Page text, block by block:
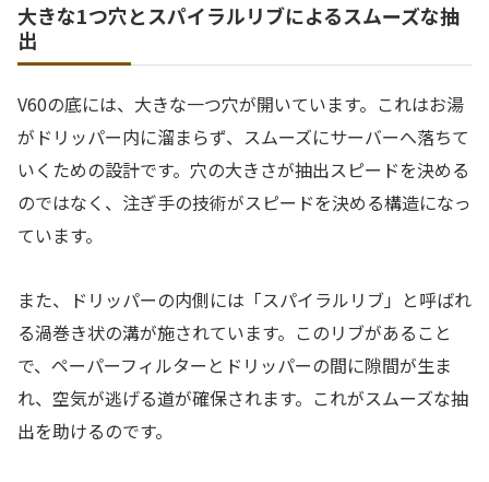
大きな1つ穴とスパイラルリブによるスムーズな抽
出
V60の底には、大きな一つ穴が開いています。これはお湯
がドリッパー内に溜まらず、スムーズにサーバーへ落ちて
いくための設計です。穴の大きさが抽出スピードを決める
のではなく、注ぎ手の技術がスピードを決める構造になっ
ています。
また、ドリッパーの内側には「スパイラルリブ」と呼ばれ
る渦巻き状の溝が施されています。このリブがあること
で、ペーパーフィルターとドリッパーの間に隙間が生ま
れ、空気が逃げる道が確保されます。これがスムーズな抽
出を助けるのです。